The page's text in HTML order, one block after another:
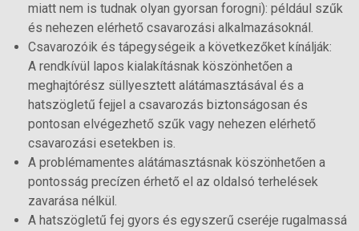
miatt nem is tudnak olyan gyorsan forogni): például szűk
és nehezen elérhető csavarozási alkalmazásoknál.
Csavarozóik és tápegységeik a következőket kínálják:
A rendkívül lapos kialakításnak köszönhetően a
meghajtórész süllyesztett alátámasztásával és a
hatszögletű fejjel a csavarozás biztonságosan és
pontosan elvégezhető szűk vagy nehezen elérhető
csavarozási esetekben is.
A problémamentes alátámasztásnak köszönhetően a
pontosság precízen érhető el az oldalsó terhelések
zavarása nélkül.
A hatszögletű fej gyors és egyszerű cseréje rugalmassá